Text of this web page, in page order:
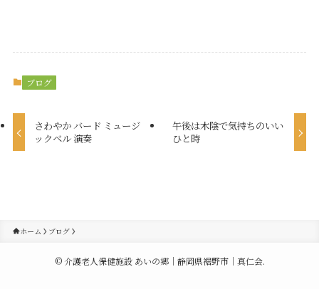
ブログ
さわやか バード ミュージ
ックベル 演奏
午後は木陰で気持ちのいい
ひと時
ホーム ブログ
©介護老人保健施設 あいの郷｜静岡県裾野市｜真仁会.